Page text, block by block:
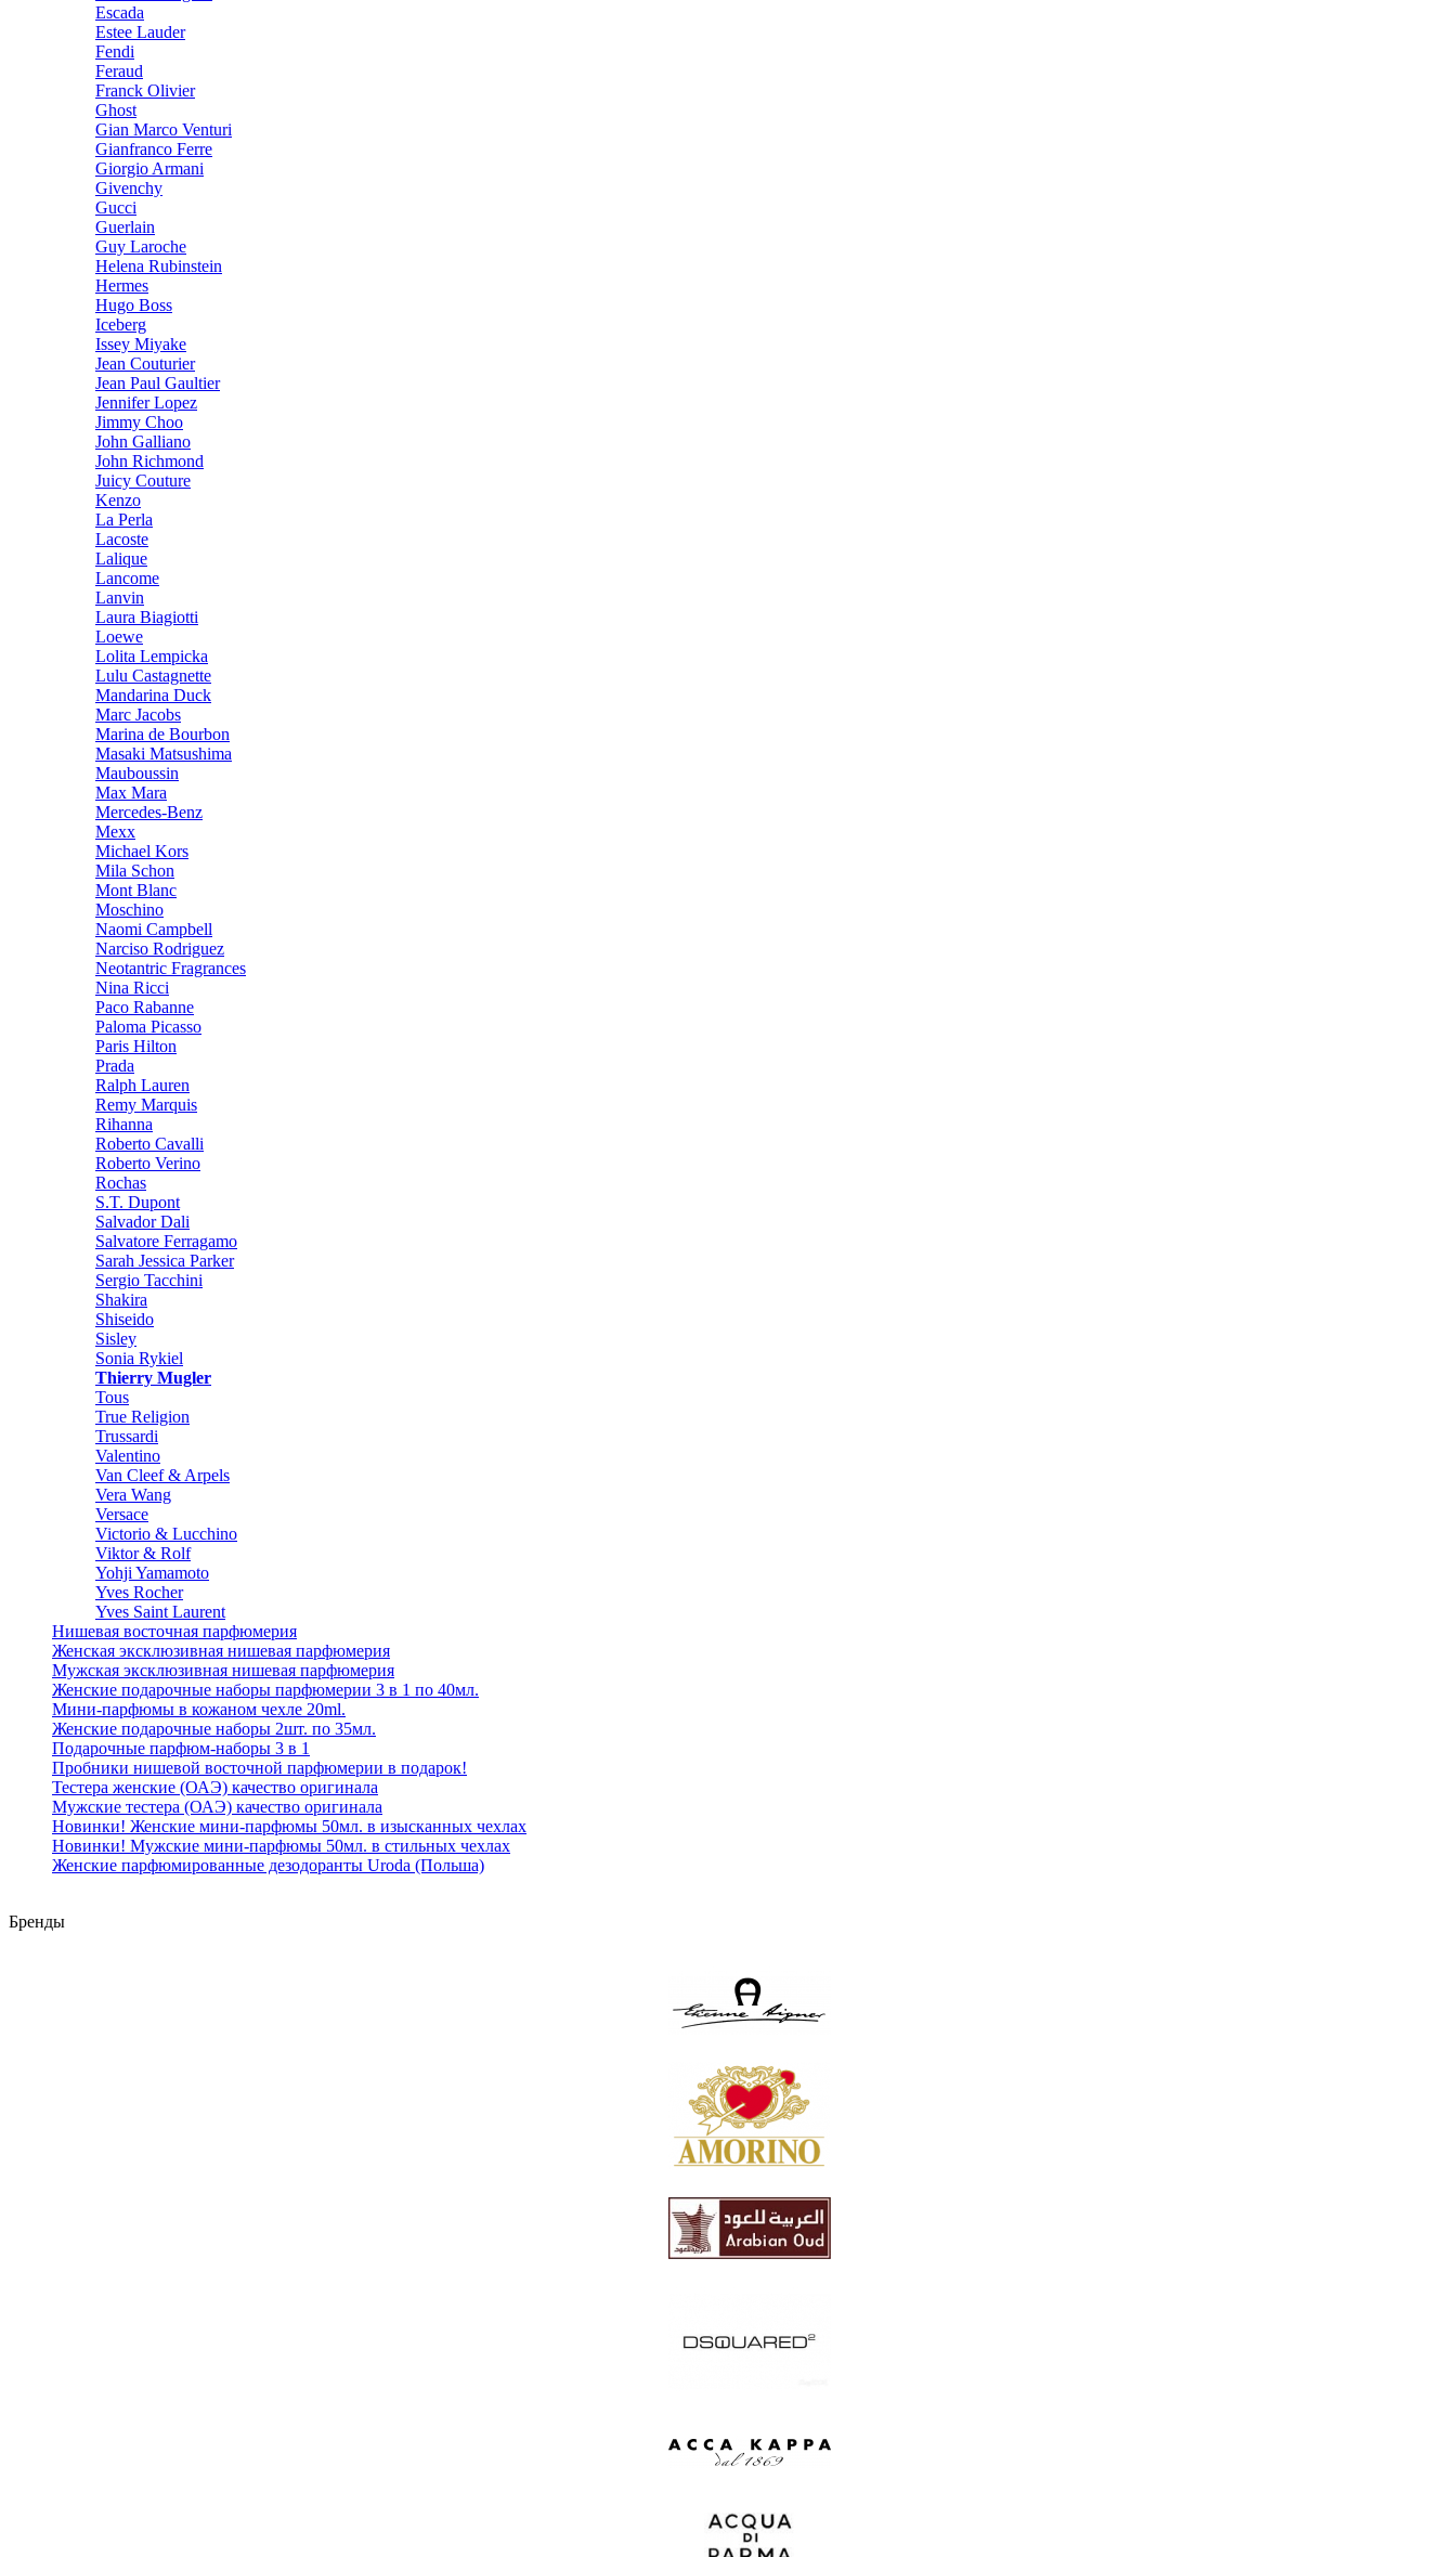
Escada
Estee Lauder
Fendi
Feraud
Franck Olivier
Ghost
Gian Marco Venturi
Gianfranco Ferre
Giorgio Armani
Givenchy
Gucci
Guerlain
Guy Laroche
Helena Rubinstein
Hermes
Hugo Boss
Iceberg
Issey Miyake
Jean Couturier
Jean Paul Gaultier
Jennifer Lopez
Jimmy Choo
John Galliano
John Richmond
Juicy Couture
Kenzo
La Perla
Lacoste
Lalique
Lancome
Lanvin
Laura Biagiotti
Loewe
Lolita Lempicka
Lulu Castagnette
Mandarina Duck
Marc Jacobs
Marina de Bourbon
Masaki Matsushima
Mauboussin
Max Mara
Mercedes-Benz
Mexx
Michael Kors
Mila Schon
Mont Blanc
Moschino
Naomi Campbell
Narciso Rodriguez
Neotantric Fragrances
Nina Ricci
Paco Rabanne
Paloma Picasso
Paris Hilton
Prada
Ralph Lauren
Remy Marquis
Rihanna
Roberto Cavalli
Roberto Verino
Rochas
S.T. Dupont
Salvador Dali
Salvatore Ferragamo
Sarah Jessica Parker
Sergio Tacchini
Shakira
Shiseido
Sisley
Sonia Rykiel
Thierry Mugler
Tous
True Religion
Trussardi
Valentino
Van Cleef & Arpels
Vera Wang
Versace
Victorio & Lucchino
Viktor & Rolf
Yohji Yamamoto
Yves Rocher
Yves Saint Laurent
Нишевая восточная парфюмерия
Женская эксклюзивная нишевая парфюмерия
Мужская эксклюзивная нишевая парфюмерия
Женские подарочные наборы парфюмерии 3 в 1 по 40мл.
Мини-парфюмы в кожаном чехле 20ml.
Женские подарочные наборы 2шт. по 35мл.
Подарочные парфюм-наборы 3 в 1
Пробники нишевой восточной парфюмерии в подарок!
Тестера женские (ОАЭ) качество оригинала
Мужские тестера (ОАЭ) качество оригинала
Новинки! Женские мини-парфюмы 50мл. в изысканных чехлах
Новинки! Мужские мини-парфюмы 50мл. в стильных чехлах
Женские парфюмированные дезодоранты Uroda (Польша)
Бренды